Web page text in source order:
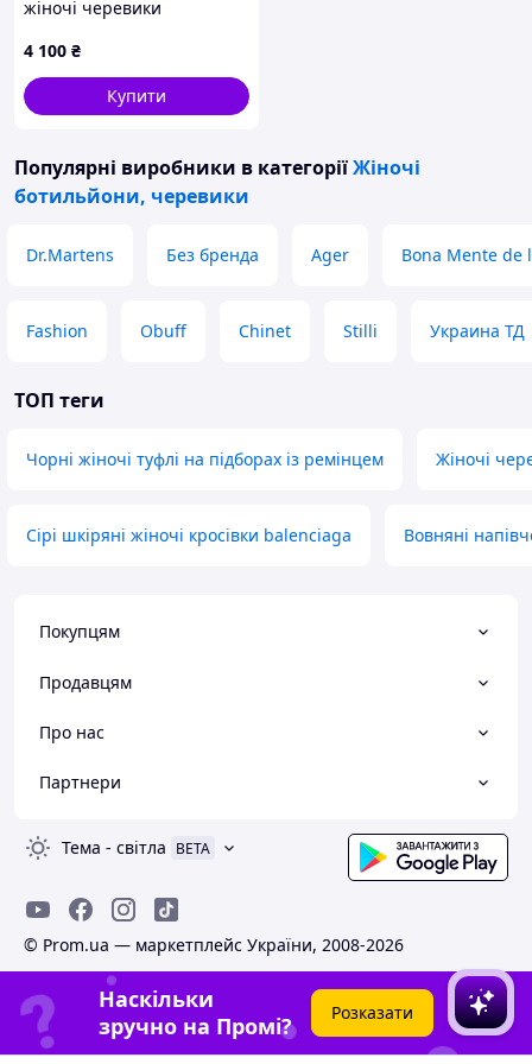
жіночі черевики
4 100 ₴
Купити
Популярні виробники в категоріїЖіночі
ботильйони, черевики
Dr.Martens Без бренда Ager Bona Mente de
Fashion Obuff Chinet Stilli Украина ТД
ТОП теги
Чорні жіночі туфлі на підборах із ремінцем Жіночі
Сірі шкіряні жіночі кросівки balenciaga Вовняні
Покупцям
Продавцям
Про нас
Партнери
Тема - світла BETA
© Prom.ua — маркетплейс України, 2008-2026
Наскільки
зручно на Промі?
Розказати